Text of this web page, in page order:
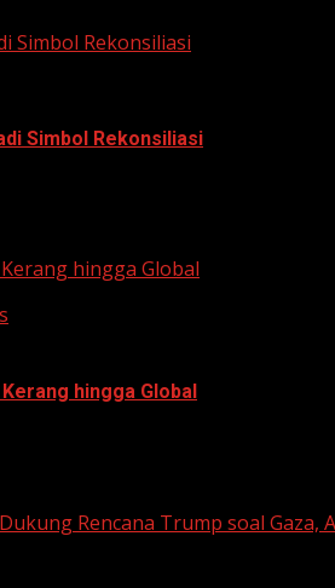
Simbol Rekonsiliasi
Simbol Rekonsiliasi
hingga Global
hingga Global
Rencana Trump soal Gaza,